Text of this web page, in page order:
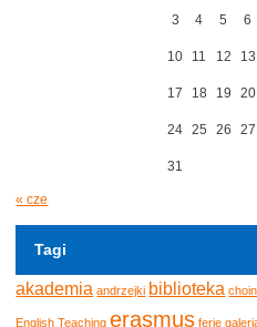
3 4 5 6
10 11 12 13
17 18 19 20
24 25 26 27
31
« cze
Tagi
akademia andrzejki biblioteka
English Teaching erasmus ferie